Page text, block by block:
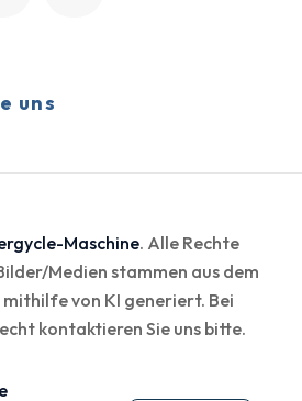
uns
Maschine. Alle Rechte
Medien stammen aus dem
von KI generiert. Bei
kontaktieren Sie uns bitte.